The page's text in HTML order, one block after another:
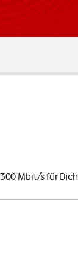
Mbit/s für Dich